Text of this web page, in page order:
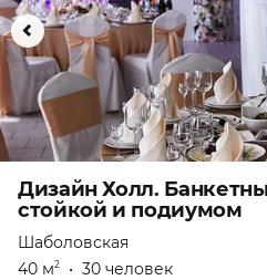
Дизайн Холл.
стойкой и подиумом
Шаболовская
40 м2 • 30 человек